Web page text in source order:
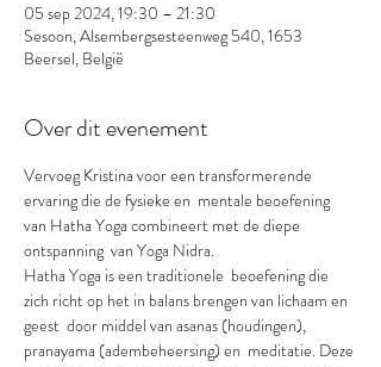
05 sep 2024, 19:30 – 21:30
Sesoon, Alsembergsesteenweg 540, 1653
Beersel, België
Over dit evenement
Vervoeg Kristina voor een transformerende
ervaring die de fysieke en  mentale beoefening
van Hatha Yoga combineert met de diepe
ontspanning  van Yoga Nidra.
Hatha Yoga is een traditionele  beoefening die
zich richt op het in balans brengen van lichaam en
geest  door middel van asanas (houdingen),
pranayama (adembeheersing) en  meditatie. Deze